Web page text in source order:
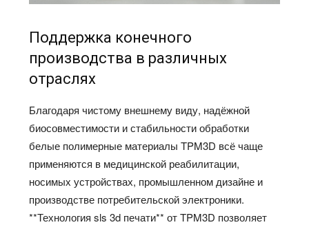
Поддержка конечного
производства в различных
отраслях
Благодаря чистому внешнему виду, надёжной
биосовместимости и стабильности обработки
белые полимерные материалы TPM3D всё чаще
применяются в медицинской реабилитации,
носимых устройствах, промышленном дизайне и
производстве потребительской электроники.
**Технология sls 3d печати** от TPM3D позволяет